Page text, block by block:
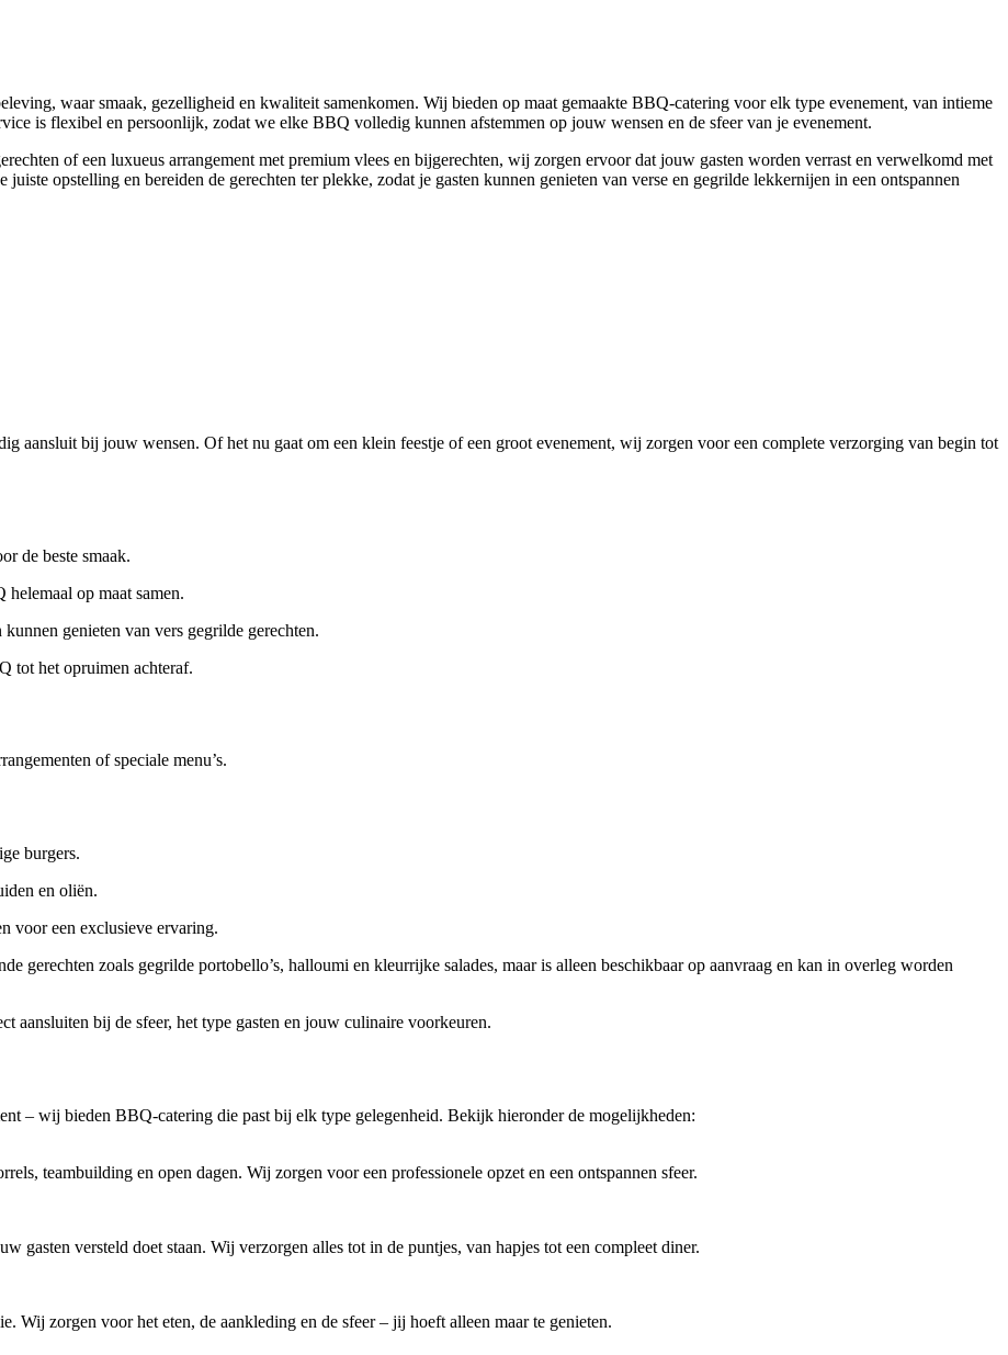
waar smaak, gezelligheid en kwaliteit samenkomen. Wij bieden op maat gemaakte BBQ-catering voor elk type evenement, van intieme
is flexibel en persoonlijk, zodat we elke BBQ volledig kunnen afstemmen op jouw wensen en de sfeer van je evenement.
of een luxueus arrangement met premium vlees en bijgerechten, wij zorgen ervoor dat jouw gasten worden verrast en verwelkomd met
opstelling en bereiden de gerechten ter plekke, zodat je gasten kunnen genieten van verse en gegrilde lekkernijen in een ontspannen
bij jouw wensen. Of het nu gaat om een klein feestje of een groot evenement, wij zorgen voor een complete verzorging van begin tot
de beste smaak.
helemaal op maat samen.
genieten van vers gegrilde gerechten.
tot het opruimen achteraf.
of speciale menu’s.
burgers.
en oliën.
voor een exclusieve ervaring.
gerechten zoals gegrilde portobello’s, halloumi en kleurrijke salades, maar is alleen beschikbaar op aanvraag en kan in overleg worden
aansluiten bij de sfeer, het type gasten en jouw culinaire voorkeuren.
– wij bieden BBQ-catering die past bij elk type gelegenheid. Bekijk hieronder de mogelijkheden:
teambuilding en open dagen. Wij zorgen voor een professionele opzet en een ontspannen sfeer.
gasten versteld doet staan. Wij verzorgen alles tot in de puntjes, van hapjes tot een compleet diner.
Wij zorgen voor het eten, de aankleding en de sfeer – jij hoeft alleen maar te genieten.